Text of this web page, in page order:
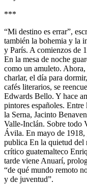
***
“Mi destino es errar”,
también la bohemia y la
y París. A comienzos de
En la mesa de noche
como un amuleto.
charlar, el día para
cafés literarios, se
Edwards Bello. Y hace
pintores españoles.
la Serna, Jacinto
Valle-Inclán. Sobre todo
Ávila. En mayo de 1918,
publica En la quietud del
crítico guatemalteco
tarde viene Anuarí,
“de qué mundo remoto
y de juventud”.